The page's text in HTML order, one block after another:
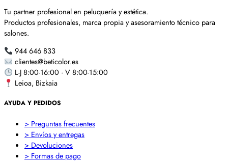
Tu partner profesional en peluquería y estética.
Productos profesionales, marca propia y asesoramiento técnico para
salones.
944 646 833
clientes@beticolor.es
L-J 8:00-16:00 · V 8:00-15:00
Leioa, Bizkaia
AYUDA Y PEDIDOS
> Preguntas frecuentes
> Envíos y entregas
> Devoluciones
> Formas de pago